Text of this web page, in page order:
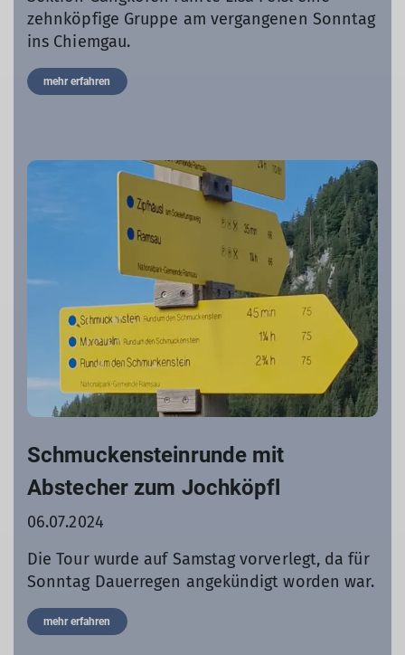
zehnköpfige Gruppe am vergangenen Sonntag
ins Chiemgau.
mehr erfahren
Schmuckensteinrunde mit
Abstecher zum Jochköpfl
06.07.2024
Die Tour wurde auf Samstag vorverlegt, da für
Sonntag Dauerregen angekündigt worden war.
mehr erfahren